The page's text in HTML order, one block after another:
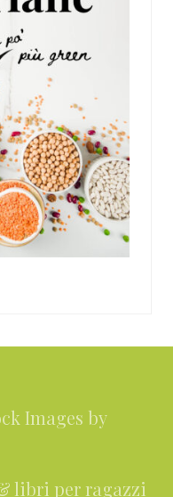
Images by
libri per ragazzi